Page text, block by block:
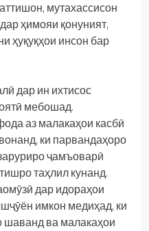
мутахассисон
ҳимояи қонуният,
ҳуқуқҳои инсон бар
дар ин ихтисос
мебошад.
аз малакаҳои касбӣ
ки парвандаҳоро
ҷамъоварӣ
таҳлил кунанд.
дар идораҳои
имкон медиҳад, ки
ва малакаҳои